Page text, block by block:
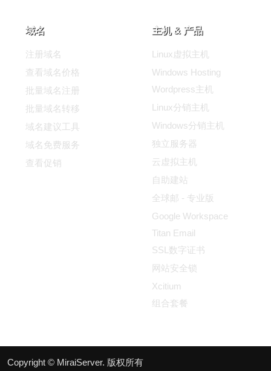
域名
注册域名
查看域名价格
批量域名注册
批量域名转移
域名建议工具
域名免费服务
查看促销
主机 & 产品
Linux虚拟主机
Windows Hosting
Wordpress主机
Linux分销主机
Windows分销主机
独立服务器
云虚拟主机
自助建站
全球邮 - 专业版
Google Workspace
Titan Email
SSL数字证书
网站安全锁
Xcitium
组合套餐
Copyright © MiraiServer. 版权所有